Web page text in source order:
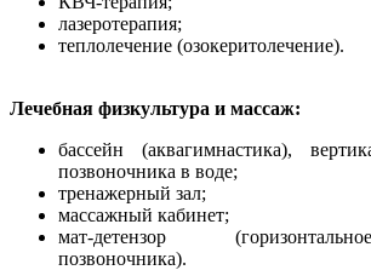
лазеротерапия;
теплолечение (озокеритолечение).
Лечебная физкультура и массаж:
бассейн (аквагимнастика),
позвоночника в воде;
тренажерный зал;
массажный кабинет;
мат-детензор
позвоночника).